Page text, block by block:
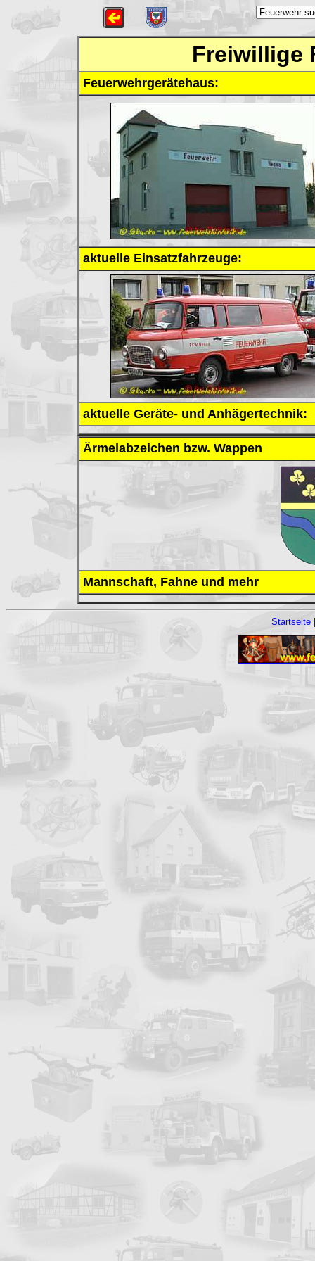
Freiwillige
Feuerwehrgerätehaus:
aktuelle Einsatzfahrzeuge:
aktuelle Geräte- und Anhägertechnik:
Ärmelabzeichen bzw. Wappen
Mannschaft, Fahne und mehr
Startseite